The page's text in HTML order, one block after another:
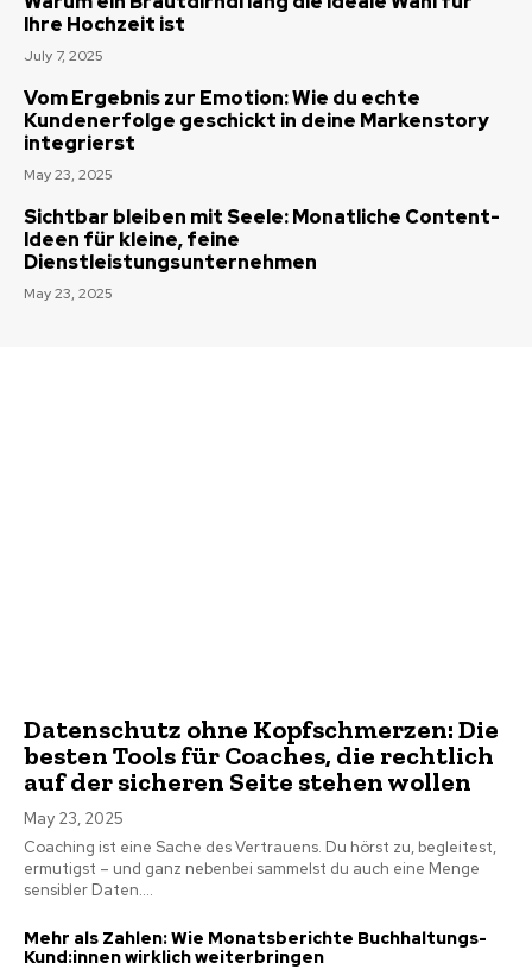
Ihre Hochzeit ist
July 7, 2025
Vom Ergebnis zur Emotion: Wie du echte
Kundenerfolge geschickt in deine Markenstory
integrierst
May 23, 2025
Sichtbar bleiben mit Seele: Monatliche Content-
Ideen für kleine, feine
Dienstleistungsunternehmen
May 23, 2025
Datenschutz ohne Kopfschmerzen: Die
besten Tools für Coaches, die rechtlich
auf der sicheren Seite stehen wollen
May 23, 2025
Coaching ist eine Sache des Vertrauens. Du hörst zu, begleitest,
ermutigst – und ganz nebenbei sammelst du auch eine Menge
sensibler Daten....
Mehr als Zahlen: Wie Monatsberichte Buchhaltungs-
Kund:innen wirklich weiterbringen